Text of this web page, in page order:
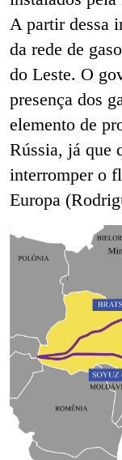
A partir dessa
da rede de
do Leste. O
presença dos
elemento de
Rússia, já que
interromper o
Europa